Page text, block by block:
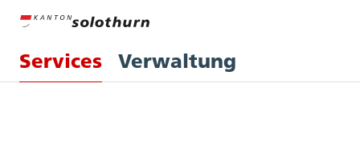
Services Verwaltung